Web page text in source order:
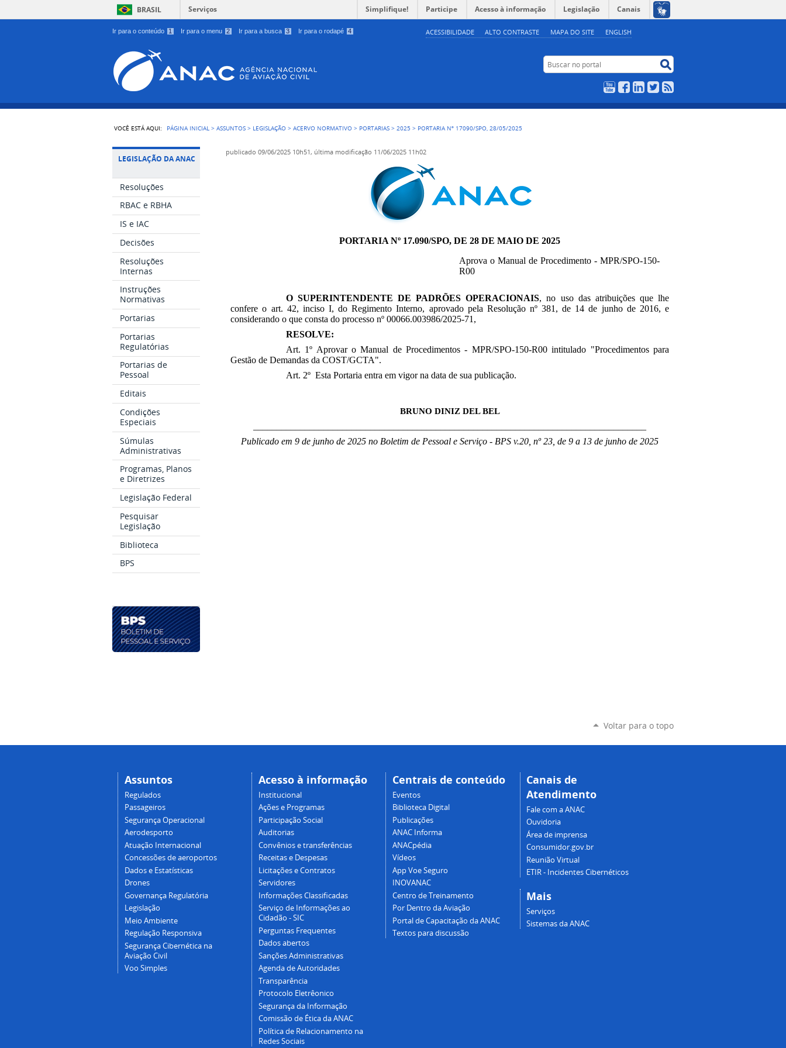
Ir para o conteúdo 1 Ir para o menu 2 Ir para a busca 3 Ir para o rodapé 4 ACESSIBILIDADE ALTO CONTRASTE MAPA DO SITE ENGLISH
BRASIL Serviços Simplifique! Participe Acesso à informação Legislação Canais
Buscar no portal
YouTubeFacebookLinkedIn
Twitter
VOCÊ ESTÁ AQUI: PÁGINA INICIAL >ASSUNTOS > LEGISLAÇÃO >ACERVO NORMATIVO > PORTARIAS >2025 > PORTARIA Nº 17090/SPO, 28/05/2025
LEGISLAÇÃO DA ANAC
Resoluções
RBAC e RBHA
IS e IAC
Decisões
Resoluções
Internas
Instruções
Normativas
Portarias
Portarias
Regulatórias
Portarias de
Pessoal
Editais
Condições
Especiais
Súmulas
Administrativas
Programas, Planos
e Diretrizes
Legislação Federal
Pesquisar
Legislação
Biblioteca
BPS
publicado 09/06/2025 10h51, última modificação 11/06/2025 11h02
PORTARIA Nº 17.090/SPO, DE 28 DE MAIO DE 2025
Aprova o Manual de Procedimento - MPR/SPO-150-
R00
O SUPERINTENDENTE DE PADRÕES OPERACIONAIS, no uso das atribuições que lhe
confere o art. 42, inciso I, do Regimento Interno, aprovado pela Resolução nº 381, de 14 de junho de 2016, e
considerando o que consta do processo nº 00066.003986/2025-71,
RESOLVE:
Art. 1º Aprovar o Manual de Procedimentos - MPR/SPO-150-R00 intitulado "Procedimentos para
Gestão de Demandas da COST/GCTA".
Art. 2º Esta Portaria entra em vigor na data de sua publicação.
BRUNO DINIZ DEL BEL
Publicado em 9 de junho de 2025 no Boletim de Pessoal e Serviço - BPS v.20, nº 23, de 9 a 13 de junho de 2025
Voltar para o topo
Assuntos
Regulados
Passageiros
Segurança Operacional
Aerodesporto
Atuação Internacional
Concessões de aeroportos
Dados e Estatísticas
Drones
Governança Regulatória
Legislação
Meio Ambiente
Regulação Responsiva
Segurança Cibernética na
Aviação Civil
Voo Simples
Acesso à informação
Institucional
Ações e Programas
Participação Social
Auditorias
Convênios e transferências
Receitas e Despesas
Licitações e Contratos
Servidores
Informações Classificadas
Serviço de Informações ao
Cidadão - SIC
Perguntas Frequentes
Dados abertos
Sanções Administrativas
Agenda de Autoridades
Transparência
Protocolo Eletrêonico
Segurança da Informação
Comissão de Ética da ANAC
Política de Relacionamento na
Redes Sociais
Centrais de conteúdo
Eventos
Biblioteca Digital
Publicações
ANAC Informa
ANACpédia
Vídeos
App Voe Seguro
INOVANAC
Centro de Treinamento
Por Dentro da Aviação
Portal de Capacitação da ANAC
Textos para discussão
Canais de
Atendimento
Fale com a ANAC
Ouvidoria
Área de imprensa
Consumidor.gov.br
Reunião Virtual
ETIR - Incidentes Cibernéticos
Mais
Serviços
Sistemas da ANAC